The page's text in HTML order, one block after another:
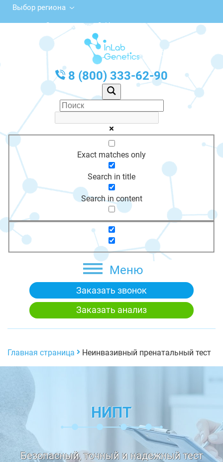
Выбор региона
Советская ул., 8, Новоузенск
с 10:00 до 20:00
График работы: Пн-Пт с 10:00 до 20:00
8 (800) 333-62-90
Exact matches only
Search in title
Search in content
Меню
Заказать звонок
Заказать анализ
Главная страница Неинвазивный пренатальный тест
НИПТ
Безопасный, точный и надежный тест